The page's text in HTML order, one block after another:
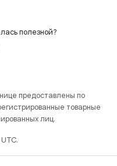
полезной?
предоставлены по
товарные
лиц.